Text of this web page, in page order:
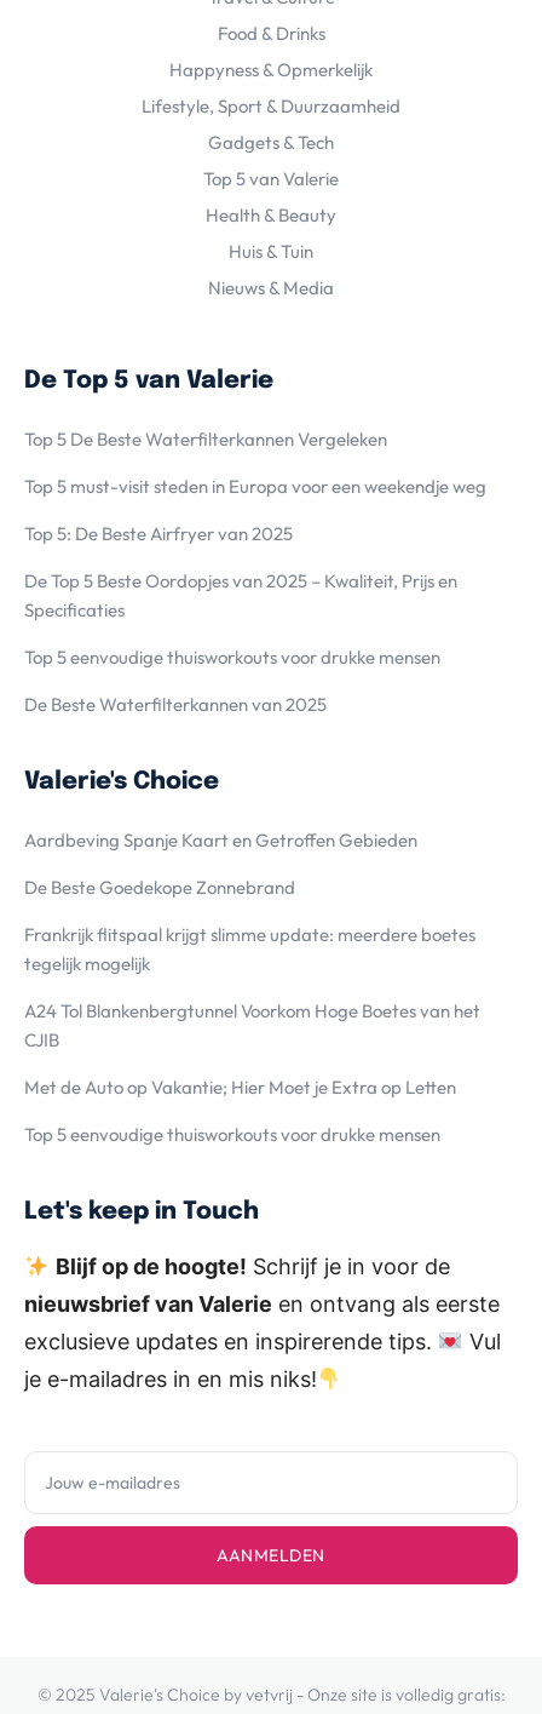
Food & Drinks
Happyness & Opmerkelijk
Lifestyle, Sport & Duurzaamheid
Gadgets & Tech
Top 5 van Valerie
Health & Beauty
Huis & Tuin
Nieuws & Media
De Top 5 van Valerie
Top 5 De Beste Waterfilterkannen Vergeleken
Top 5 must-visit steden in Europa voor een weekendje weg
Top 5: De Beste Airfryer van 2025
De Top 5 Beste Oordopjes van 2025 – Kwaliteit, Prijs en
Specificaties
Top 5 eenvoudige thuisworkouts voor drukke mensen
De Beste Waterfilterkannen van 2025
Valerie's Choice
Aardbeving Spanje Kaart en Getroffen Gebieden
De Beste Goedekope Zonnebrand
Frankrijk flitspaal krijgt slimme update: meerdere boetes
tegelijk mogelijk
A24 Tol Blankenbergtunnel Voorkom Hoge Boetes van het
CJIB
Met de Auto op Vakantie; Hier Moet je Extra op Letten
Top 5 eenvoudige thuisworkouts voor drukke mensen
Let's keep in Touch
Blijf op de hoogte! Schrijf je in voor de
nieuwsbrief van Valerie en ontvang als eerste
exclusieve updates en inspirerende tips.
Vul
je e-mailadres in en mis niks!
AANMELDEN
© 2025 Valerie's Choice by vetvrij - Onze site is volledig gratis: